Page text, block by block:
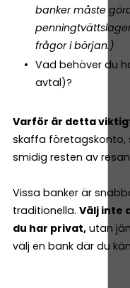
banker måste
frågor i början.)
Vad behöver du
avtal)?
Varför är detta
skaffa företagskonto,
smidig resten av
Vissa banker är
traditionella. Välj inte
du har privat, utan
välj en bank där du